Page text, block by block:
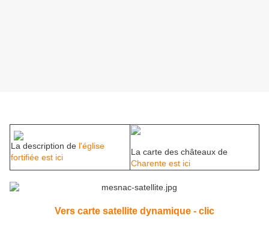
La description de l'église
fortifiée est ici
La carte des châteaux de
Charente est ici
Vers carte satellite dynamique - clic